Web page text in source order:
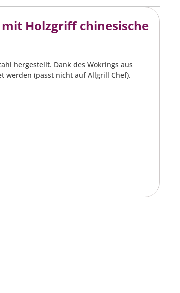
Holzgriff chinesische
hergestellt. Dank des Wokrings aus
werden (passt nicht auf Allgrill Chef).